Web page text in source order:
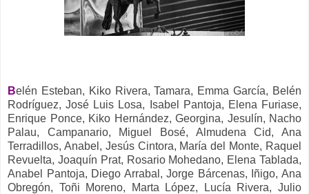
Belén Esteban, Kiko Rivera, Tamara, Emma García, Belén
Rodríguez, José Luis Losa, Isabel Pantoja, Elena Furiase,
Enrique Ponce, Kiko Hernández, Georgina, Jesulín, Nacho
Palau, Campanario, Miguel Bosé, Almudena Cid, Ana
Terradillos, Anabel, Jesús Cintora, María del Monte, Raquel
Revuelta, Joaquín Prat, Rosario Mohedano, Elena Tablada,
Anabel Pantoja, Diego Arrabal, Jorge Bárcenas, Iñigo, Ana
Obregón, Toñi Moreno, Marta López, Lucía Rivera, Julio